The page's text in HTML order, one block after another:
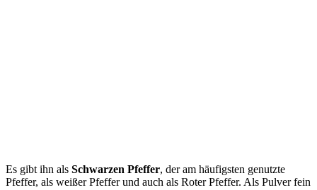
Es gibt ihn als Schwarzen Pfeffer, der am häufigsten genutzte
Pfeffer, als weißer Pfeffer und auch als Roter Pfeffer. Als Pulver fein